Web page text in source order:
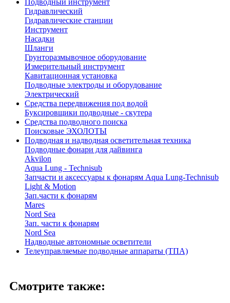
Подводный инструмент
Гидравлический
Гидравлические станции
Инструмент
Насадки
Шланги
Грунторазмывочное оборудование
Измерительный инструмент
Кавитационная установка
Подводные электроды и оборудование
Электрический
Средства передвижения под водой
Буксировщики подводные - скутера
Средства подводного поиска
Поисковые ЭХОЛОТЫ
Подводная и надводная осветительная техника
Подводные фонари для дайвинга
Akvilon
Aqua Lung - Technisub
Запчасти и аксессуары к фонарям Aqua Lung-Technisub
Light & Motion
Зап.части к фонарям
Mares
Nord Sea
Зап. части к фонарям
Nord Sea
Надводные автономные осветители
Телеуправляемые подводные аппараты (ТПА)
Смотрите также: